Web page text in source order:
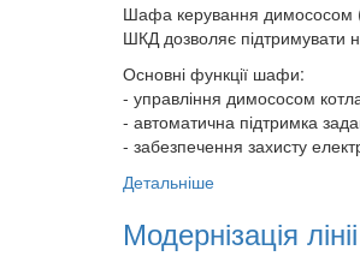
Шафа керування димососом
ШКД дозволяє підтримувати
Основні функції шафи:
- управління димососом
- автоматична підтримка
- забезпечення захисту
Детальніше
Модернізація